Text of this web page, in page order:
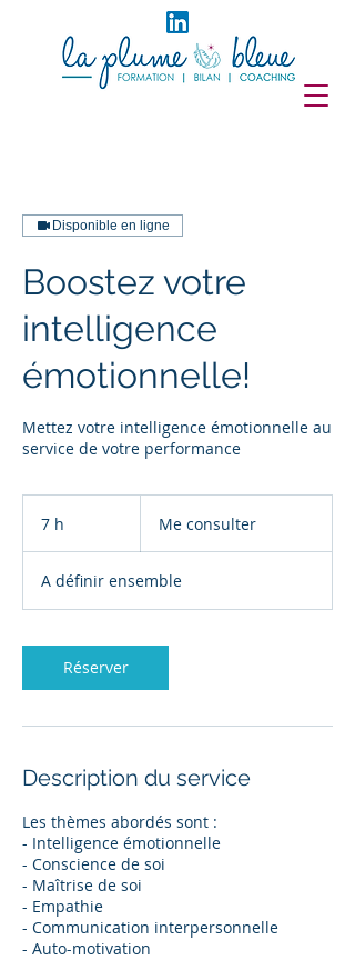
Disponible en ligne
Boostez votre
intelligence
émotionnelle!
Mettez votre intelligence émotionnelle au
service de votre performance
7 h Me consulter
A définir ensemble
Réserver
Description du service
Les thèmes abordés sont :
- Intelligence émotionnelle
- Conscience de soi
- Maîtrise de soi
- Empathie
- Communication interpersonnelle
- Auto-motivation